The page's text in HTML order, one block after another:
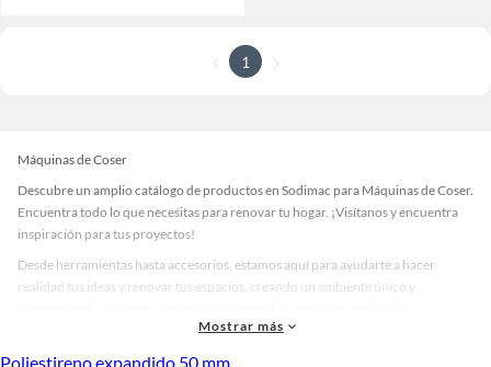
1
Máquinas de Coser
Descubre un amplio catálogo de productos en Sodimac para Máquinas de Coser.
Encuentra todo lo que necesitas para renovar tu hogar. ¡Visítanos y encuentra
inspiración para tus proyectos!
Desde herramientas hasta accesorios, estamos aquí para ayudarte a hacer
realidad tus ideas y renovar tus espacios, creando un ambiente único y
accesorios de calidad que te ayudarán a crear un espacio más tú.
Desde remodelaciones hasta proyectos de decoración, estamos aquí para hacer
Mostrar más
Poliestireno expandido 50 mm